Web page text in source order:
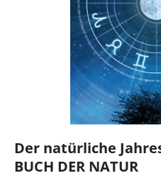
Der natürliche
BUCH DER NATUR